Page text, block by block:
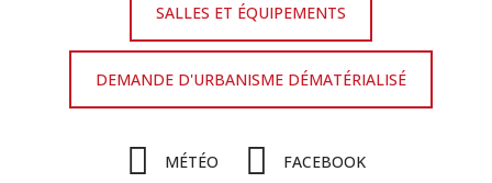
SALLES ET ÉQUIPEMENTS
DEMANDE D'URBANISME DÉMATÉRIALISÉ
MÉTÉO FACEBOOK